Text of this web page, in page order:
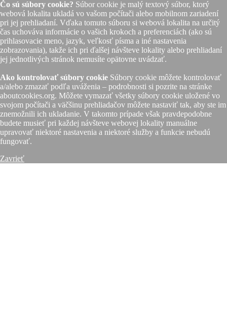
Čo sú súbory cookie? Súbor cookie je malý textový súbor, ktorý
webová lokalita ukladá vo vašom počítači alebo mobilnom zariadení
pri jej prehliadaní. Vďaka tomuto súboru si webová lokalita na určitý
čas uchováva informácie o vašich krokoch a preferenciách (ako sú
prihlasovacie meno, jazyk, veľkosť písma a iné nastavenia
zobrazovania), takže ich pri ďalšej návšteve lokality alebo prehliadaní
jej jednotlivých stránok nemusíte opätovne uvádzať.
Ako kontrolovať súbory cookie Súbory cookie môžete kontrolovať
a/alebo zmazať podľa uváženia – podrobnosti si pozrite na stránke
aboutcookies.org. Môžete vymazať všetky súbory cookie uložené vo
svojom počítači a väčšinu prehliadačov môžete nastaviť tak, aby ste im
znemožnili ich ukladanie. V takomto prípade však pravdepodobne
budete musieť pri každej návšteve webovej lokality manuálne
upravovať niektoré nastavenia a niektoré služby a funkcie nebudú
fungovať.
Zavrieť